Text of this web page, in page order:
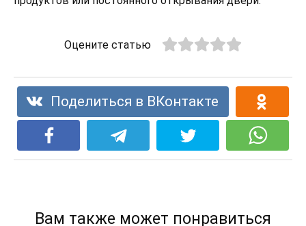
Оцените статью
Поделиться в ВКонтакте
Вам также может понравиться